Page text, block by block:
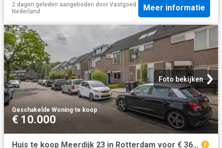
2 dagen geleden aangeboden door Vastgoed
Nederland
Meer informatie
Foto bekijken
Geschakelde Woning·te koop
€ 10.000
Huis te koop Meerdijk 23 in Rotterdam voor € 365.000